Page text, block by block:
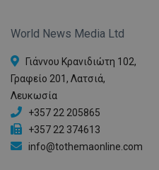
World News Media Ltd
Γιάννου Κρανιδιώτη 102,
Γραφείο 201, Λατσιά,
Λευκωσία
+357 22 205865
+357 22 374613
info@tothemaonline.com